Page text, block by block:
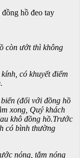
còn ướt thì không
có khuyết điểm
(đối với đồng hồ
xong, Quý khách
khô đồng hồ.Trước
có bình thường
nóng, tắm nóng